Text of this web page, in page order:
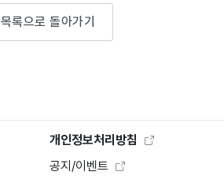
목록으로 돌아가기
개인정보처리방침
공지/이벤트